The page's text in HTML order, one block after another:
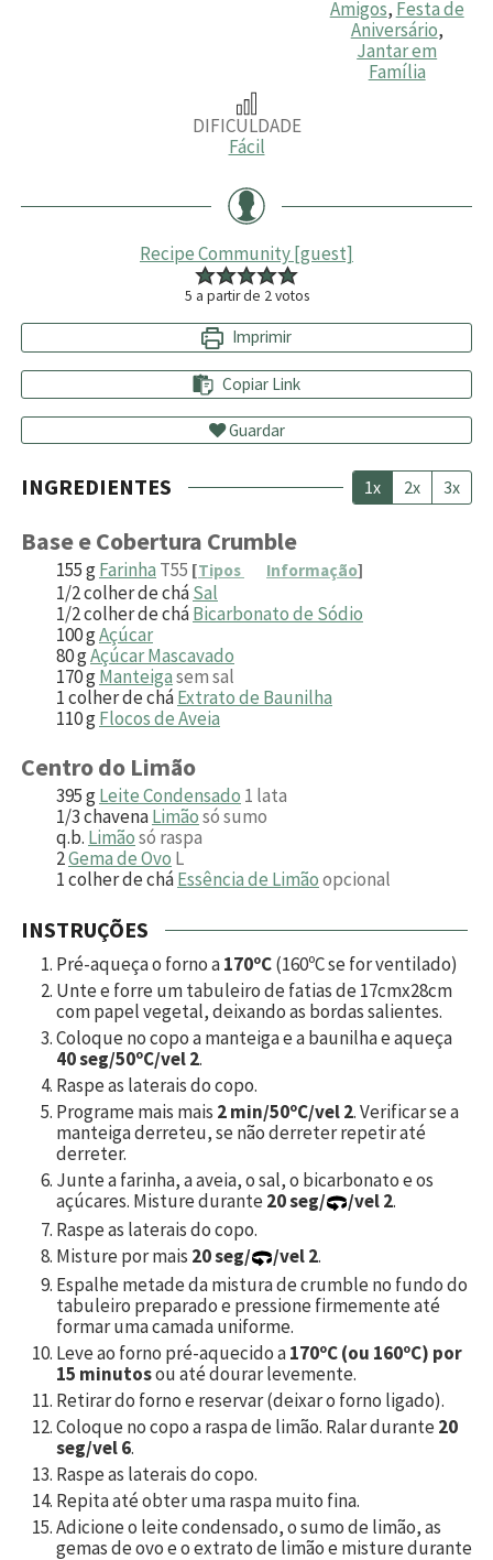
Amigos, Festa de
Aniversário,
Jantar em
Família
DIFICULDADE
Fácil
Recipe Community [guest]
5 a partir de 2votos
Imprimir
Copiar Link
Guardar
INGREDIENTES 1x 2x 3x
Base e Cobertura Crumble
155gFarinha T55 [Tipos Informação]
1/2colher de cháSal
1/2colher de cháBicarbonato de Sódio
100gAçúcar
80gAçúcar Mascavado
170gManteigasem sal
1colher de cháExtrato de Baunilha
110gFlocos de Aveia
Centro do Limão
395gLeite Condensado 1 lata
1/3chavenaLimãosó sumo
q.b. Limãosó raspa
2Gema de Ovo L
1colher de cháEssência de Limãoopcional
INSTRUÇÕES
Pré-aqueça o forno a170ºC(160ºC se for ventilado)
Unte e forre um tabuleiro de fatias de 17cmx28cm
com papel vegetal, deixando as bordas salientes.
Coloque no copo a manteiga e a baunilha e aqueça
40 seg/50ºC/vel 2.
Raspe as laterais do copo.
Programe mais mais 2 min/50ºC/vel 2. Verificar se a
manteiga derreteu, se não derreter repetir até
derreter.
Junte a farinha, a aveia, o sal, o bicarbonato e os
açúcares. Misture durante20 seg/ /vel 2.
Raspe as laterais do copo.
Misture por mais 20 seg/ /vel 2.
Espalhe metade da mistura de crumble no fundo do
tabuleiro preparado e pressione firmemente até
formar uma camada uniforme.
Leve ao forno pré-aquecido a170ºC (ou 160ºC) por
15 minutosou até dourar levemente.
Retirar do forno e reservar (deixar o forno ligado).
Coloque no copo a raspa de limão. Ralar durante20
seg/vel 6.
Raspe as laterais do copo.
Repita até obter uma raspa muito fina.
Adicione o leite condensado, o sumo de limão, as
gemas de ovo e o extrato de limão e misture durante